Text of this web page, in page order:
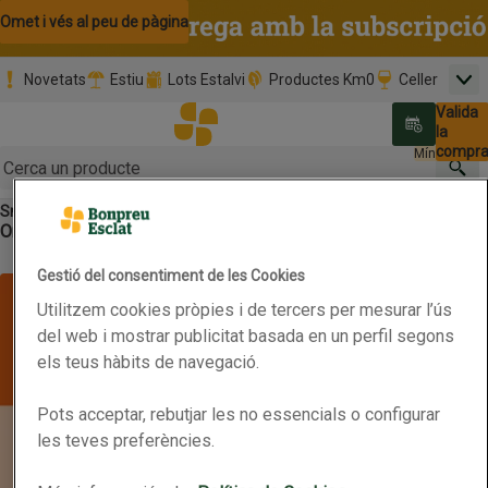
Omet i vés al contingut
Omet i vés a la cerca
Omet i vés al peu de pàgina
Novetats Estiu Lots Estalvi Productes Km0 Celler
Promoció clients nous Tria data
Valida
la
compra
0,00 €
Mínim:
Botó del menú principal
Snacks Salut
Ordena Obre-ho per veure una llista de les opcions d'ordenació
Llista de productes
Gestió del consentiment de les Cookies
Utilitzem cookies pròpies i de tercers per mesurar l’ús
del web i mostrar publicitat basada en un perfil segons
els teus hàbits de navegació.
Pots acceptar, rebutjar les no essencials o configurar
les teves preferències.